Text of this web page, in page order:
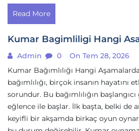
Read More
Kumar Bagimliligi Hangi
Admin 0
On Tem 28, 2026
Kumar Bağımlılığı Hangi
bağımlılığı, birçok insanın hayatını
sorundur. Bu bağımlılığın
eğlence ile başlar. İlk başta, belki de
keyifli bir akşamda birkaç oyun